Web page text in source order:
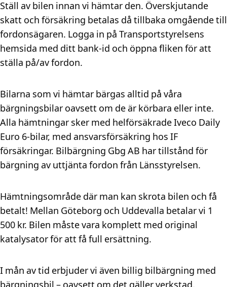
Ställ av bilen innan vi hämtar den. Överskjutande
skatt och försäkring betalas då tillbaka omgående till
fordonsägaren. Logga in på Transportstyrelsens
hemsida med ditt bank-id och öppna fliken för att
ställa på/av fordon.
Bilarna som vi hämtar bärgas alltid på våra
bärgningsbilar oavsett om de är körbara eller inte.
Alla hämtningar sker med helförsäkrade Iveco Daily
Euro 6-bilar, med ansvarsförsäkring hos IF
försäkringar. Bilbärgning Gbg AB har tillstånd för
bärgning av uttjänta fordon från Länsstyrelsen.
Hämtningsområde där man kan skrota bilen och få
betalt! Mellan Göteborg och Uddevalla betalar vi 1
500 kr. Bilen måste vara komplett med original
katalysator för att få full ersättning.
I mån av tid erbjuder vi även billig bilbärgning med